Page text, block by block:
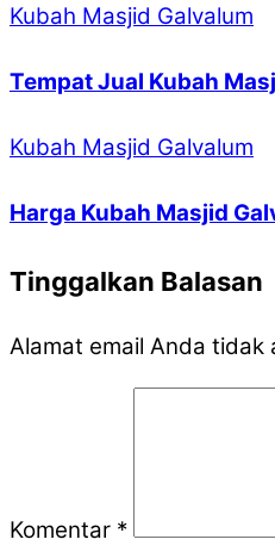
Kubah Masjid Galvalum
Tempat Jual Kubah
Kubah Masjid Galvalum
Harga Kubah Masjid
Tinggalkan Balasan
Alamat email Anda tidak
Komentar *